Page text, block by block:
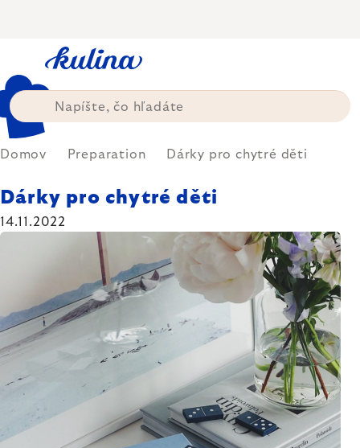
Domov Preparation Dárky pro chytré děti
Dárky pro chytré děti
14.11.2022